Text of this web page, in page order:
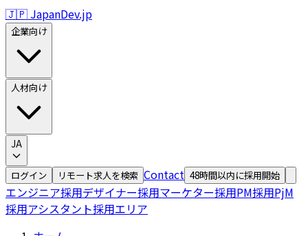
🇯🇵 JapanDev.jp
企業向け
人材向け
JA
ログイン リモート求人を検索 Contact 48時間以内に採用開始
エンジニア採用デザイナー採用マーケター採用PM採用PjM
採用アシスタント採用エリア